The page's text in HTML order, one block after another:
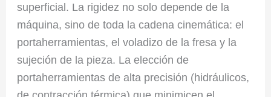
superficial. La rigidez no solo depende de la
máquina, sino de toda la cadena cinemática: el
portaherramientas, el voladizo de la fresa y la
sujeción de la pieza. La elección de
portaherramientas de alta precisión (hidráulicos,